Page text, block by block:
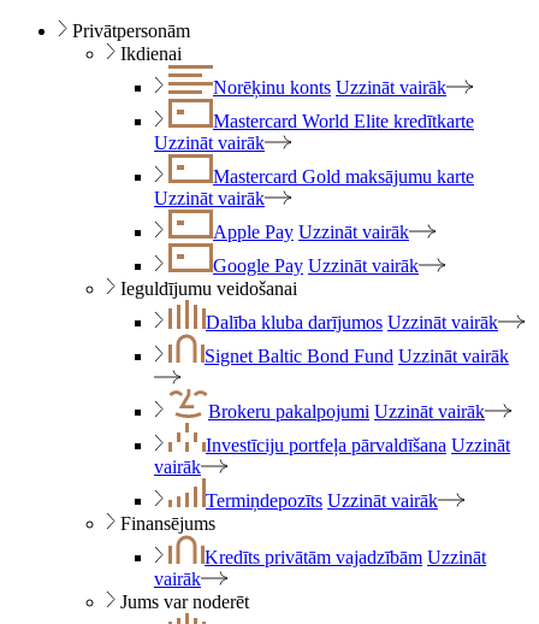
Privātpersonām
Ikdienai
Norēķinu konts Uzzināt vairāk
Mastercard World Elite kredītkarte
Uzzināt vairāk
Mastercard Gold maksājumu karte
Uzzināt vairāk
Apple Pay Uzzināt vairāk
Google Pay Uzzināt vairāk
Ieguldījumu veidošanai
Dalība kluba darījumos Uzzināt vairāk
Signet Baltic Bond Fund Uzzināt vairāk
Brokeru pakalpojumi Uzzināt vairāk
Investīciju portfeļa pārvaldīšana Uzzināt
vairāk
Termiņdepozīts Uzzināt vairāk
Finansējums
Kredīts privātām vajadzībām Uzzināt
vairāk
Jums var noderēt